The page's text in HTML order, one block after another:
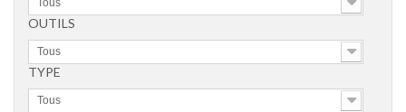
OUTILS
Tous
TYPE
Tous